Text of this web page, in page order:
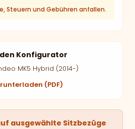
Steuern und Gebühren anfallen.
Konfigurator
MK5 Hybrid (2014-)
(PDF)
ausgewählte Sitzbezüge